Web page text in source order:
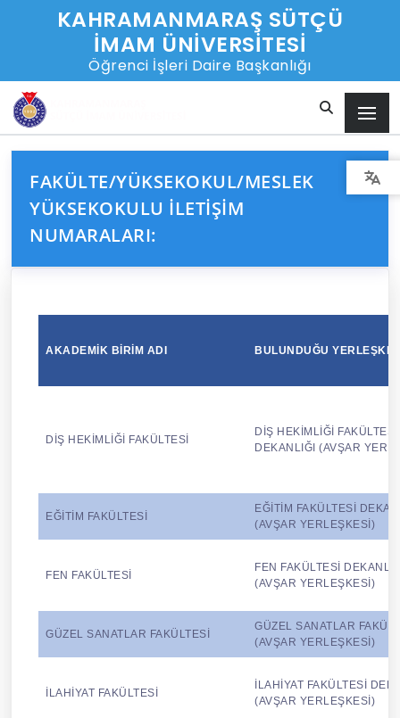
KAHRAMANMARAŞ SÜTÇÜ
İMAM ÜNİVERSİTESİ
Öğrenci İşleri Daire Başkanlığı
FAKÜLTE/YÜKSEKOKUL/MESLEK
YÜKSEKOKULU İLETIŞIM
NUMARALARI:
AKADEMİK BİRİM ADI BULUNDUĞU YERLEŞKE
DİŞ HEKİMLİĞİ FAKÜLTESİ
DİŞ HEKİMLİĞİ FAKÜLTESİ
DEKANLIĞI (AVŞAR
EĞİTİM FAKÜLTESİ
EĞİTİM FAKÜLTESİ
(AVŞAR YERLEŞKESİ)
FEN FAKÜLTESİ
FEN FAKÜLTESİ
(AVŞAR YERLEŞKESİ)
GÜZEL SANATLAR FAKÜLTESİ
GÜZEL SANATLAR
(AVŞAR YERLEŞKESİ)
İLAHİYAT FAKÜLTESİ
İLAHİYAT FAKÜLTESİ
(AVŞAR YERLEŞKESİ)